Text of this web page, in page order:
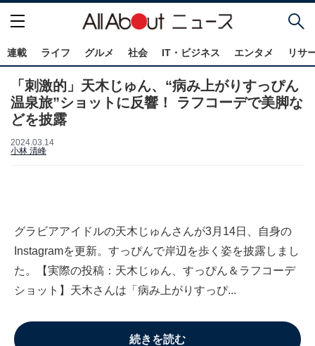
連載 ライフ グルメ 社会 IT・ビジネス エンタメ リサ
「刺激的」天木じゅん、“病み上がりすっぴん
温泉旅”ショットに反響！ ラフコーデで美脚な
どを披露
2024.03.14
小林 清峰
グラビアアイドルの天木じゅんさんが3月14日、自身の
Instagramを更新。すっぴんで岸辺を歩く姿を披露しまし
た。【実際の投稿：天木じゅん、すっぴん＆ラフコーデ
ショット】天木さんは「病み上がりすっぴ...
続きを読む